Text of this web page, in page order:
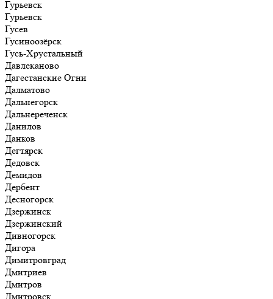
Гурьевск
Гурьевск
Гусев
Гусиноозёрск
Гусь-Хрустальный
Давлеканово
Дагестанские Огни
Далматово
Дальнегорск
Дальнереченск
Данилов
Данков
Дегтярск
Дедовск
Демидов
Дербент
Десногорск
Дзержинск
Дзержинский
Дивногорск
Дигора
Димитровград
Дмитриев
Дмитров
Дмитровск